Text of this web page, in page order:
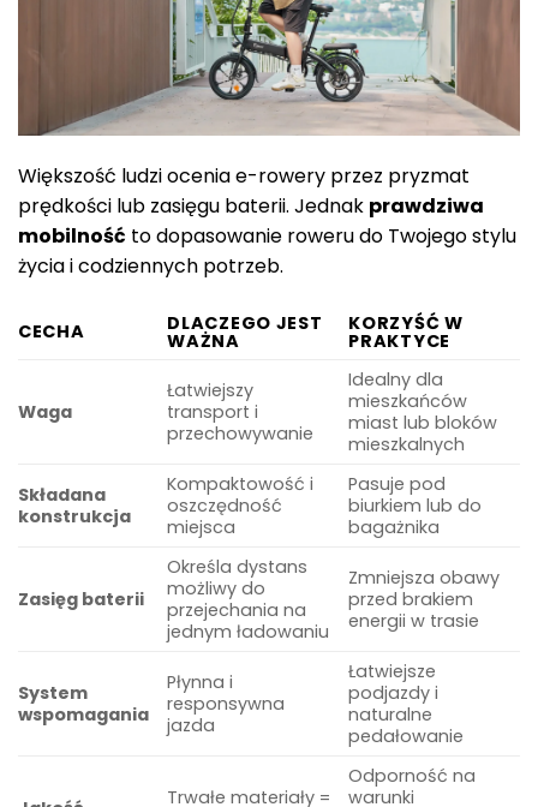
Większość ludzi ocenia e-rowery przez pryzmat
prędkości lub zasięgu baterii. Jednak prawdziwa
mobilność to dopasowanie roweru do Twojego stylu
życia i codziennych potrzeb.
CECHA DLACZEGO JEST
WAŻNA
KORZYŚĆ W
PRAKTYCE
Waga
Łatwiejszy
transport i
przechowywanie
Idealny dla
mieszkańców
miast lub bloków
mieszkalnych
Składana
konstrukcja
Kompaktowość i
oszczędność
miejsca
Pasuje pod
biurkiem lub do
bagażnika
Zasięg baterii
Określa dystans
możliwy do
przejechania na
jednym ładowaniu
Zmniejsza obawy
przed brakiem
energii w trasie
System
wspomagania
Płynna i
responsywna
jazda
Łatwiejsze
podjazdy i
naturalne
pedałowanie
Trwałe materiały =
Odporność na
warunki